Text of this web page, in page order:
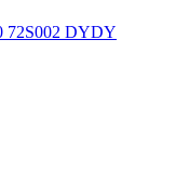
72S002 DYDY